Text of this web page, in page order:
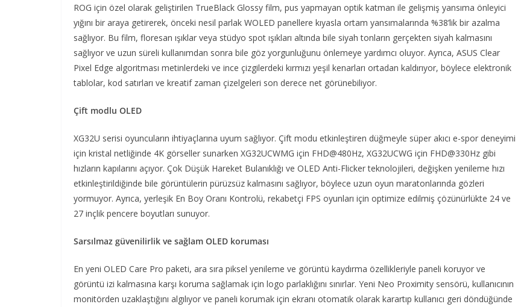
ROG için özel olarak geliştirilen TrueBlack Glossy film, pus yapmayan optik katman ile gelişmiş yansıma önleyici
yığını bir araya getirerek, önceki nesil parlak WOLED panellere kıyasla ortam yansımalarında %38’lik bir azalma
sağlıyor. Bu film, floresan ışıklar veya stüdyo spot ışıkları altında bile siyah tonların gerçekten siyah kalmasını
sağlıyor ve uzun süreli kullanımdan sonra bile göz yorgunluğunu önlemeye yardımcı oluyor. Ayrıca, ASUS Clear
Pixel Edge algoritması metinlerdeki ve ince çizgilerdeki kırmızı yeşil kenarları ortadan kaldırıyor, böylece elektronik
tablolar, kod satırları ve kreatif zaman çizelgeleri son derece net görünebiliyor.
Çift modlu OLED
XG32U serisi oyuncuların ihtiyaçlarına uyum sağlıyor. Çift modu etkinleştiren düğmeyle süper akıcı e-spor deneyimi
için kristal netliğinde 4K görseller sunarken XG32UCWMG için FHD@480Hz, XG32UCWG için FHD@330Hz gibi
hızların kapılarını açıyor. Çok Düşük Hareket Bulanıklığı ve OLED Anti-Flicker teknolojileri, değişken yenileme hızı
etkinleştirildiğinde bile görüntülerin pürüzsüz kalmasını sağlıyor, böylece uzun oyun maratonlarında gözleri
yormuyor. Ayrıca, yerleşik En Boy Oranı Kontrolü, rekabetçi FPS oyunları için optimize edilmiş çözünürlükte 24 ve
27 inçlik pencere boyutları sunuyor.
Sarsılmaz güvenilirlik ve sağlam OLED koruması
En yeni OLED Care Pro paketi, ara sıra piksel yenileme ve görüntü kaydırma özellikleriyle paneli koruyor ve
görüntü izi kalmasına karşı koruma sağlamak için logo parlaklığını sınırlar. Yeni Neo Proximity sensörü, kullanıcının
monitörden uzaklaştığını algılıyor ve paneli korumak için ekranı otomatik olarak karartıp kullanıcı geri döndüğünde